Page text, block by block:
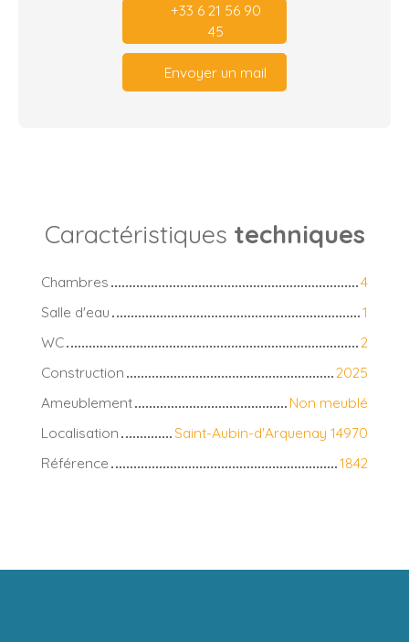
+33 6 21 56 90
45
Envoyer un mail
Caractéristiques techniques
Chambres
4
Salle d'eau
1
WC
2
Construction
2025
Ameublement
Non meublé
Localisation
Saint-Aubin-d'Arquenay 14970
Référence
1842